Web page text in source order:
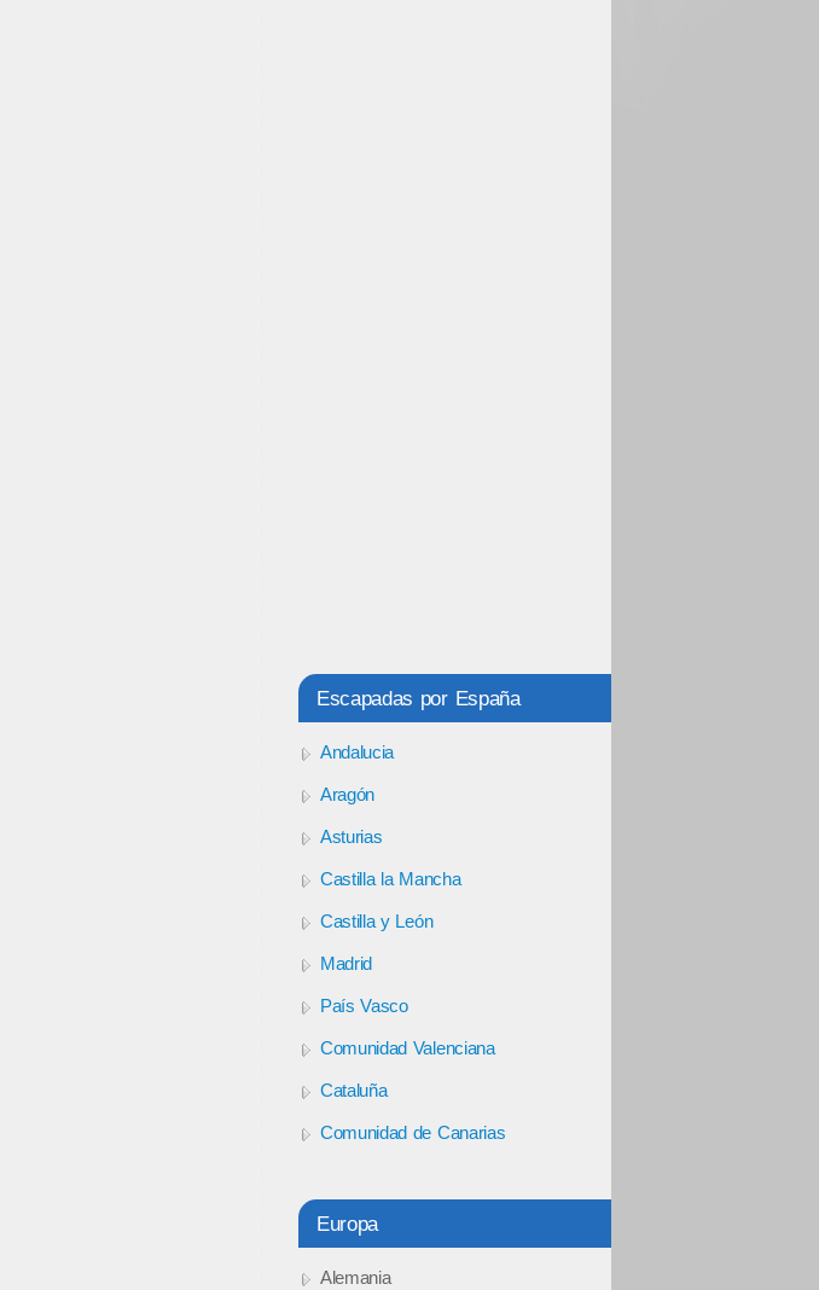
Escapadas por España
Andalucia
Aragón
Asturias
Castilla la Mancha
Castilla y León
Madrid
País Vasco
Comunidad Valenciana
Cataluña
Comunidad de Canarias
Europa
Alemania